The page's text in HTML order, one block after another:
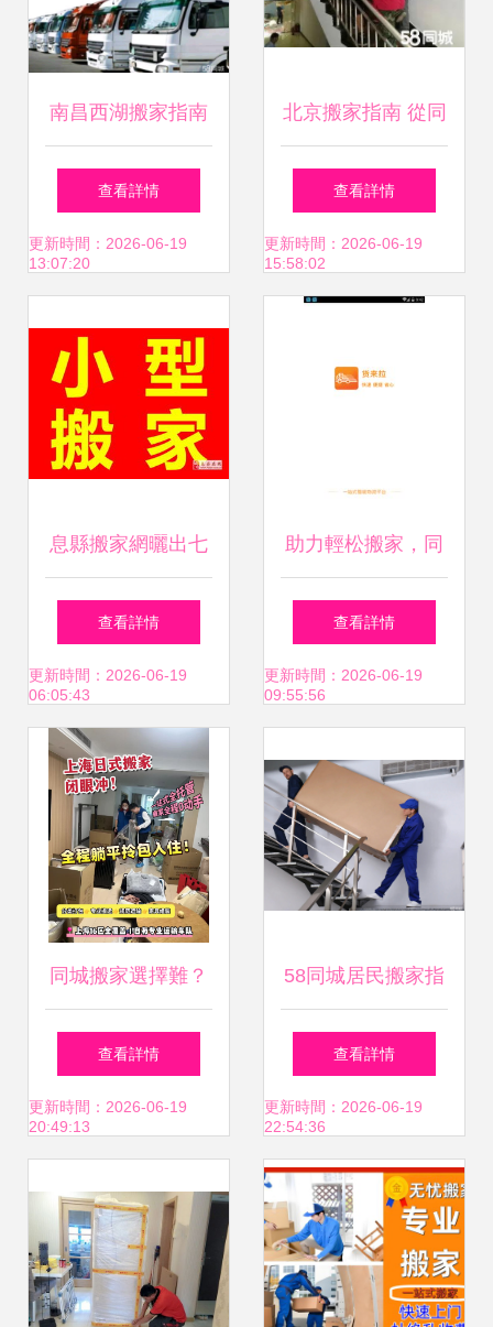
南昌西湖搬家指南
價格與聯系方式一
覽（58同城同城搬
查看詳情
更新時間：2026-06-19
13:07:20
北京搬家指南 從同
城到日式搬家公司
如何選擇
查看詳情
更新時間：2026-06-19
15:58:02
息縣搬家網曬出七
大常用套路，教你
秒識“黑”搬家公司
絕不踩雷
查看詳情
更新時間：2026-06-19
06:05:43
助力輕松搬家，同
城貨運新選擇——
貨來拉APP下載及
查看詳情
更新時間：2026-06-19
09:55:56
同城搬家選擇難？
深度解析大眾搬家
公司優勢，告訴你
查看詳情
更新時間：2026-06-19
20:49:13
58同城居民搬家指
南 告別繁瑣，輕松
入住新家
查看詳情
更新時間：2026-06-19
22:54:36